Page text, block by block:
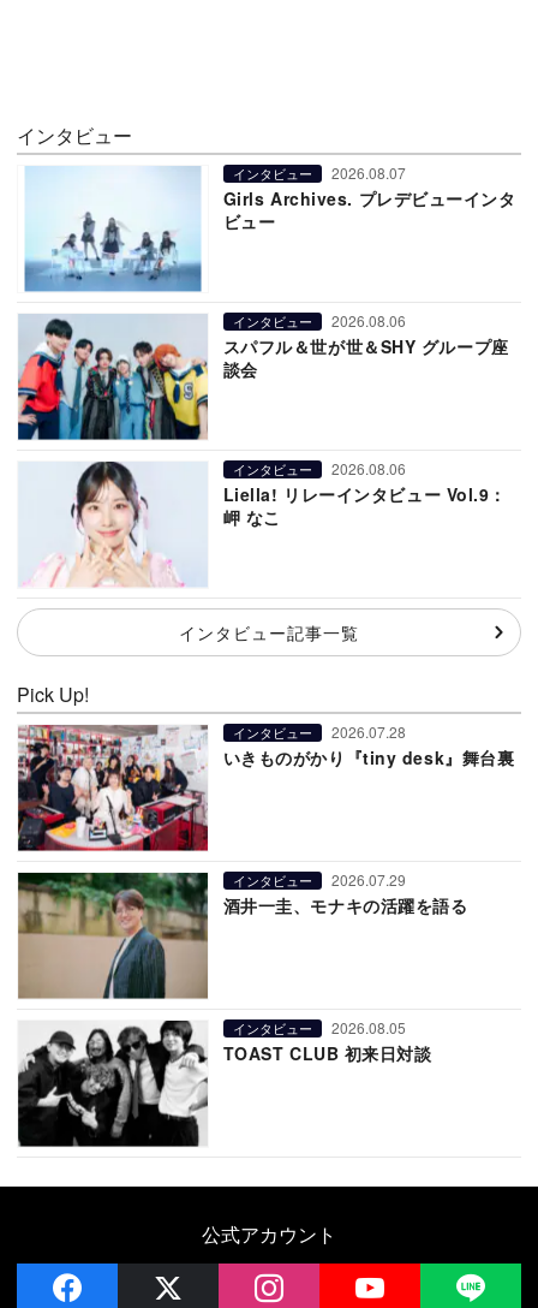
インタビュー
インタビュー 2026.08.07
Girls Archives. プレデビューインタ
ビュー
インタビュー 2026.08.06
スパフル＆世が世＆SHY グループ座
談会
インタビュー 2026.08.06
Liella! リレーインタビュー Vol.9：
岬 なこ
インタビュー記事一覧
Pick Up!
インタビュー 2026.07.28
いきものがかり『tiny desk』舞台裏
インタビュー 2026.07.29
酒井一圭、モナキの活躍を語る
インタビュー 2026.08.05
TOAST CLUB 初来日対談
公式アカウント
facebook instagram YouTube